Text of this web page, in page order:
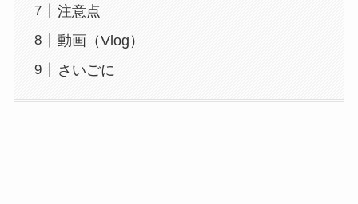
注意点
動画（Vlog）
さいごに